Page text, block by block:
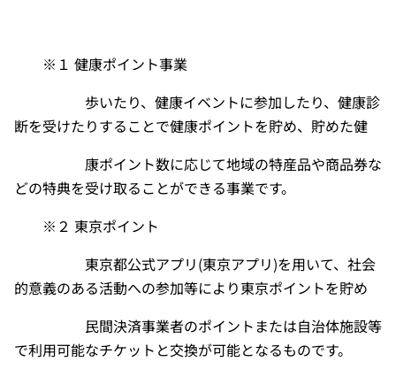
※１ 健康ポイント事業
歩いたり、健康イベントに参加したり、健康診
断を受けたりすることで健康ポイントを貯め、貯めた健
康ポイント数に応じて地域の特産品や商品券な
どの特典を受け取ることができる事業です。
※２ 東京ポイント
東京都公式アプリ(東京アプリ)を用いて、社会
的意義のある活動への参加等により東京ポイントを貯め
民間決済事業者のポイントまたは自治体施設等
で利用可能なチケットと交換が可能となるものです。